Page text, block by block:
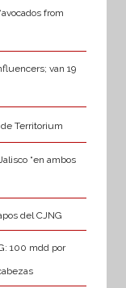
from
van 19
Territorium
“en ambos
del CJNG
100 mdd por